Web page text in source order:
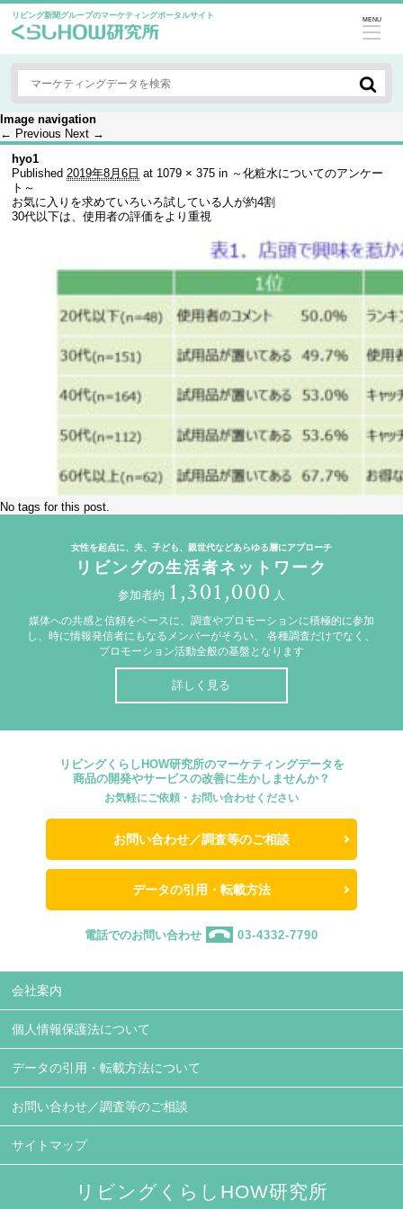
リビング新聞グループのマーケティングポータルサイト MENU
Image navigation
← Previous Next →
hyo1
Published2019年8月6日 at 1079 × 375 in ～化粧水についてのアンケー
ト～
お気に入りを求めていろいろ試している人が約4割
30代以下は、使用者の評価をより重視
No tags for this post.
女性を起点に、夫、子ども、親世代などあらゆる層にアプローチ
リビングの生活者ネットワーク
参加者約 1,301,000 人
媒体への共感と信頼をベースに、調査やプロモーションに積極的に参加
し、時に情報発信者にもなるメンバーがそろい、
各種調査だけでなく、
プロモーション活動全般の基盤となります
詳しく見る
リビングくらしHOW研究所のマーケティングデータを
商品の開発やサービスの改善に生かしませんか？
お気軽にご依頼・お問い合わせください
お問い合わせ／調査等のご相談
データの引用・転載方法
電話でのお問い合わせ 03-4332-7790
会社案内
個人情報保護法について
データの引用・転載方法について
お問い合わせ／調査等のご相談
サイトマップ
リビングくらしHOW研究所